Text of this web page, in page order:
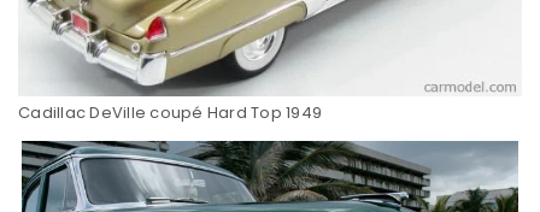
Cadillac DeVille coupé Hard Top 1949